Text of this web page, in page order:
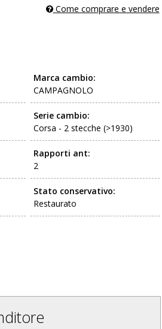
Come comprare e vendere
Marca cambio:
CAMPAGNOLO
Serie cambio:
Corsa - 2 stecche (>1930)
Rapporti ant:
2
Stato conservativo:
Restaurato